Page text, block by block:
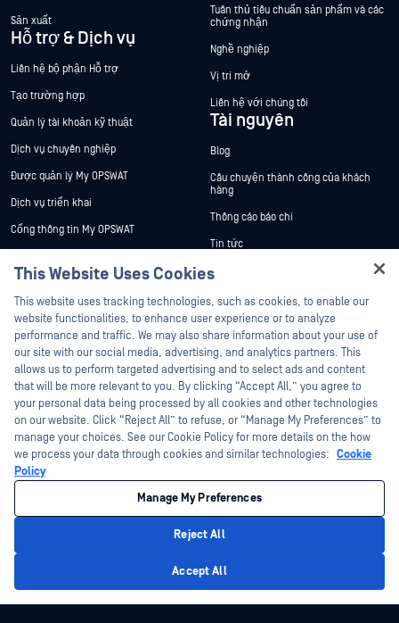
Sản xuất
Hỗ trợ & Dịch vụ
Liên hệ bộ phận Hỗ trợ
Tạo trường hợp
Quản lý tài khoản kỹ thuật
Dịch vụ chuyên nghiệp
Được quản lý My OPSWAT
Dịch vụ triển khai
Cổng thông tin My OPSWAT
Đào tạo
Chương trình Xử lý Lỗ hổng Bảo mật
Đối tác
Chứng nhận
Đối tác công nghệ
Chương trình đối tác kênh phân phối
Tuân thủ tiêu chuẩn sản phẩm và các
chứng nhận
Nghề nghiệp
Vị trí mở
Liên hệ với chúng tôi
Tài nguyên
Blog
Câu chuyện thành công của khách
hàng
Thông cáo báo chí
Tin tức
Sự kiện
Hội thảo trên trực tuyến
Datasheets
White Papers
Công cụ miễn phí
©2026 OPSWAT Công ty TNHH. Mọi quyền được bảo lưu. OPSWAT , MetaDefender
Metascan, MetaAccess , cái OPSWAT Logo, Không tin tưởng bất kỳ tệp tin nào.
Không tin tưởng bất kỳ thiết bị nào. OPSWAT Academy Bảo vệ thế giới cơ sở hạ
tầng trọng yếu Deep CDR™ Technology, InQuest, Logo InQuest, DFI, RetroHunt, Deep
File Inspection và Join the Hunt là các nhãn hiệu thương mại của OPSWAT Các
nhãn hiệu của bên thứ ba là tài sản của chủ sở hữu tương ứng.
Quản lý tùy chọn Cookie
This Website Uses Cookies
This website uses tracking technologies, such as cookies, to enable our
website functionalities, to enhance user experience or to analyze
performance and traffic. We may also share information about your use of
our site with our social media, advertising, and analytics partners. This
allows us to perform targeted advertising and to select ads and content
that will be more relevant to you. By clicking “Accept All,” you agree to
your personal data being processed by all cookies and other technologies
on our website. Click “Reject All” to refuse, or “Manage My Preferences” to
manage your choices. See our Cookie Policy for more details on the how
we process your data through cookies and similar technologies: Cookie
Policy
Manage My Preferences
Reject All
Accept All
Hey there!
I'm Ozzy, your OPSWAT virtual assistant.
How can I help you secure what's critical
today?